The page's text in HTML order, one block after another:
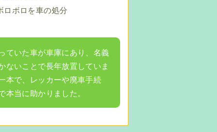
ボロを車の処分
ていた車が車庫にあり、名義
ないことで長年放置していま
本で、レッカーや廃車手続
本当に助かりました。